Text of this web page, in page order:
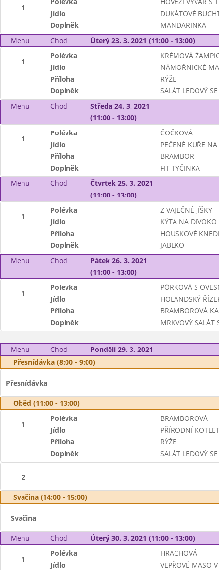
1
Jídlo
DUKÁTOVÉ
Doplněk
MANDARINKA
Menu
Chod Úterý 23. 3. 2021 (11:00 - 13:00)
1
Polévka
KRÉMOVÁ
Jídlo
NÁMOŘNICKÉ
Příloha
RÝŽE
Doplněk
SALÁT LEDOVÝ
Menu
Chod
Středa 24. 3. 2021
(11:00 - 13:00)
1
Polévka
ČOČKOVÁ
Jídlo
PEČENÉ KUŘE
Příloha
BRAMBOR
Doplněk
FIT TYČINKA
Menu
Chod
Čtvrtek 25. 3. 2021
(11:00 - 13:00)
1
Polévka
Z VAJEČNÉ JÍŠKY
Jídlo
KÝTA NA DIVOKO
Příloha
HOUSKOVÉ
Doplněk
JABLKO
Menu
Chod
Pátek 26. 3. 2021
(11:00 - 13:00)
1
Polévka
PÓRKOVÁ S
Jídlo
HOLANDSKÝ
Příloha
BRAMBOROVÁ
Doplněk
MRKVOVÝ SALÁT
Menu Chod
Pondělí 29. 3. 2021
Přesnídávka (8:00 - 9:00)
Přesnídávka
Oběd (11:00 - 13:00)
1
Polévka
BRAMBOROVÁ
Jídlo
PŘÍRODNÍ
Příloha
RÝŽE
Doplněk
SALÁT LEDOVÝ
2
Svačina (14:00 - 15:00)
Svačina
Menu Chod Úterý 30. 3. 2021 (11:00 - 13:00)
1
Polévka
HRACHOVÁ
Jídlo
VEPŘOVÉ MASO